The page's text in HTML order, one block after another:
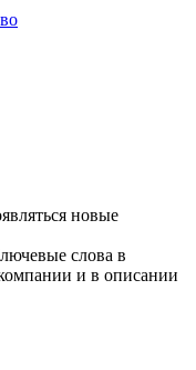
новые
слова в
и в описании